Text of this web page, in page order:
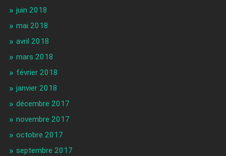
juin 2018
mai 2018
avril 2018
mars 2018
février 2018
janvier 2018
décembre 2017
novembre 2017
octobre 2017
septembre 2017